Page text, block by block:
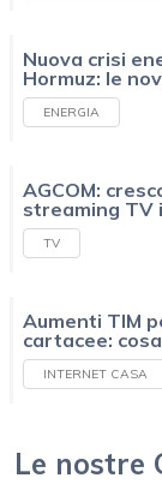
Nuova crisi
Hormuz: le
ENERGIA
AGCOM:
streaming TV
TV
Aumenti TIM
cartacee:
INTERNET CASA
Le nostre